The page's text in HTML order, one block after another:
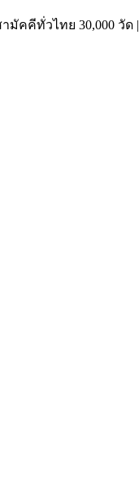
คีทั่วไทย 30,000 วัด |